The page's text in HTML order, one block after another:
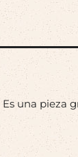
una pieza